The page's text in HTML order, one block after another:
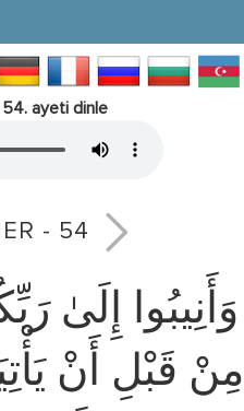
54. ayeti dinle
- 54
وَأَنِيبُوا إِلَىٰ
مِنْ قَبْلِ أَنْ